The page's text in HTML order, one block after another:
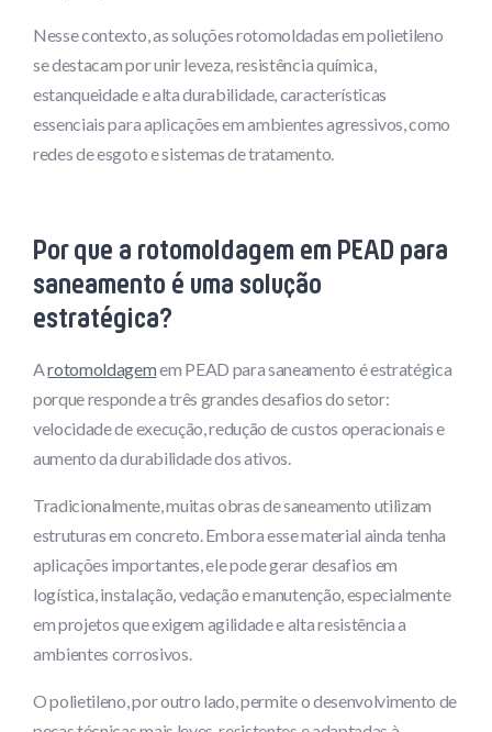
Nesse contexto, as soluções rotomoldadas em polietileno
se destacam por unir leveza, resistência química,
estanqueidade e alta durabilidade, características
essenciais para aplicações em ambientes agressivos, como
redes de esgoto e sistemas de tratamento.
Por que a rotomoldagem em PEAD para
saneamento é uma solução
estratégica?
Arotomoldagemem PEAD para saneamento é estratégica
porque responde a três grandes desafios do setor:
velocidade de execução, redução de custos operacionais e
aumento da durabilidade dos ativos.
Tradicionalmente, muitas obras de saneamento utilizam
estruturas em concreto. Embora esse material ainda tenha
aplicações importantes, ele pode gerar desafios em
logística, instalação, vedação e manutenção, especialmente
em projetos que exigem agilidade e alta resistência a
ambientes corrosivos.
O polietileno, por outro lado, permite o desenvolvimento de